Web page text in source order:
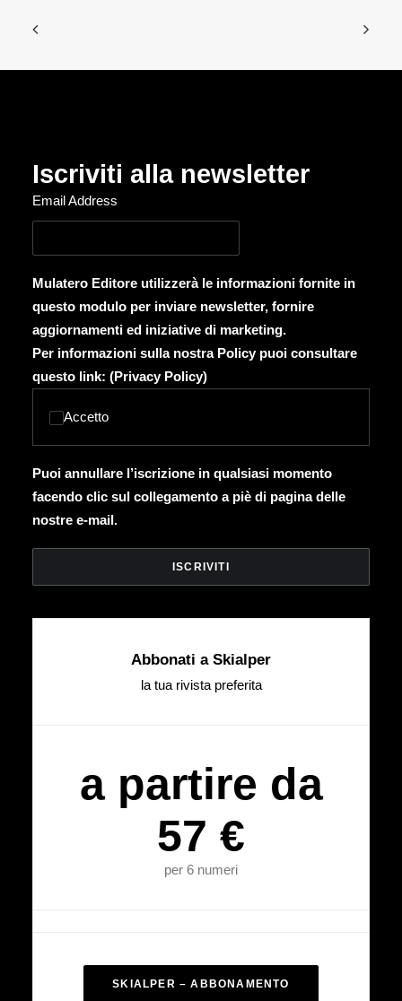
Iscriviti alla newsletter
Email Address
Mulatero Editore utilizzerà le informazioni fornite in
questo modulo per inviare newsletter, fornire
aggiornamenti ed iniziative di marketing.
Per informazioni sulla nostra Policy puoi consultare
questo link: (Privacy Policy)
Accetto
Puoi annullare l’iscrizione in qualsiasi momento
facendo clic sul collegamento a piè di pagina delle
nostre e-mail.
Abbonati a Skialper
la tua rivista preferita
a partire da
57 €
per 6 numeri
SKIALPER – ABBONAMENTO